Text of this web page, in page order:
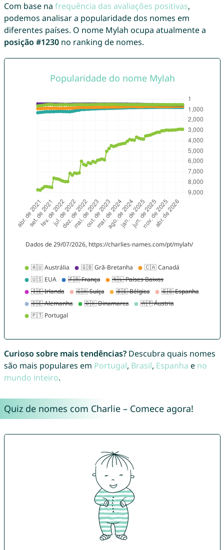
Com base na frequência das avaliações positivas,
podemos analisar a popularidade dos nomes em
diferentes países. O nome Mylah ocupa atualmente a
posição #1230no ranking de nomes.
Curioso sobre mais tendências?Descubra quais nomes
são mais populares em Portugal, Brasil, Espanha e no
mundo inteiro.
Quiz de nomes com Charlie – Comece agora!